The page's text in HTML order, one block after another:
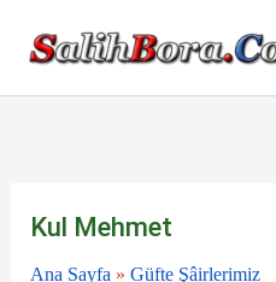
Kul Mehmet
Ana Sayfa » Güfte Şâirlerimiz